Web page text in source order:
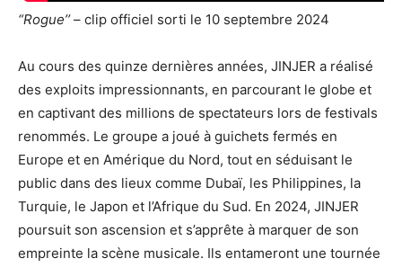
“Rogue’’– clip officiel sorti le 10 septembre 2024
Au cours des quinze dernières années, JINJER a réalisé
des exploits impressionnants, en parcourant le globe et
en captivant des millions de spectateurs lors de festivals
renommés. Le groupe a joué à guichets fermés en
Europe et en Amérique du Nord, tout en séduisant le
public dans des lieux comme Dubaï, les Philippines, la
Turquie, le Japon et l’Afrique du Sud. En 2024, JINJER
poursuit son ascension et s’apprête à marquer de son
empreinte la scène musicale. Ils entameront une tournée